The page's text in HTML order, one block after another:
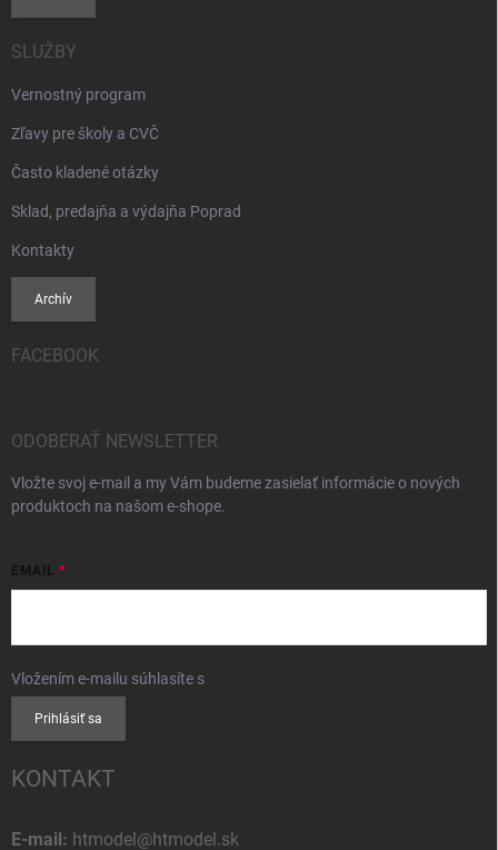
SLUŽBY
Vernostný program
Zľavy pre školy a CVČ
Často kladené otázky
Sklad, predajňa a výdajňa Poprad
Kontakty
Archív
FACEBOOK
ODOBERAŤ NEWSLETTER
Vložte svoj e-mail a my Vám budeme zasielať informácie o nových
produktoch na našom e-shope.
EMAIL
Vložením e-mailu súhlasíte s
Prihlásiť sa
KONTAKT
E-mail: htmodel@htmodel.sk